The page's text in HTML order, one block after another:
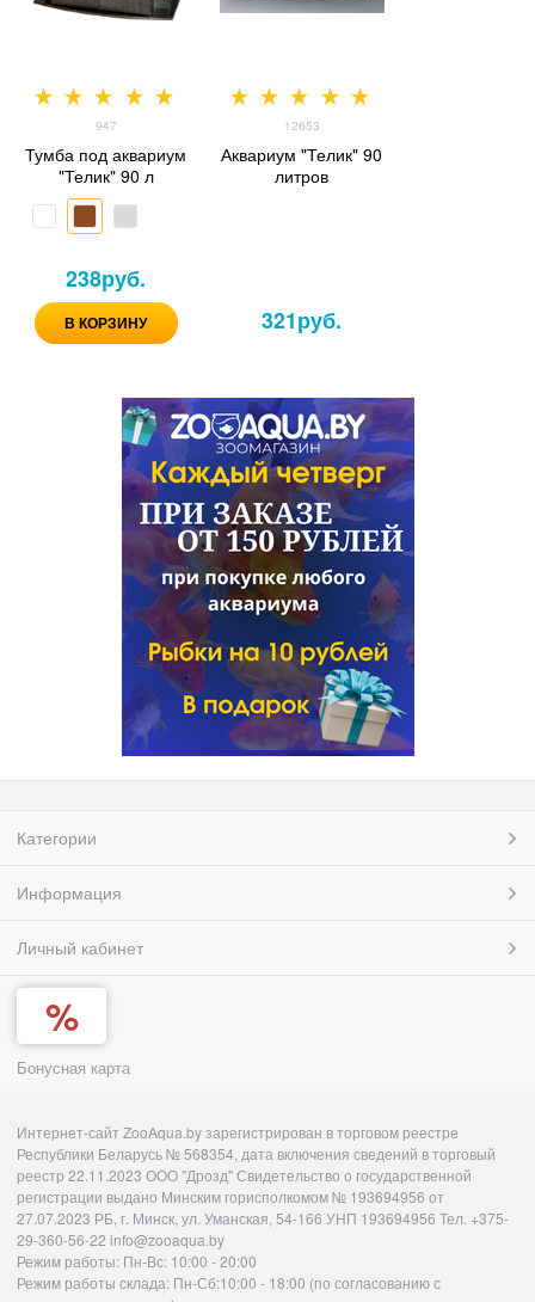
947
Тумба под аквариум
"Телик" 90 л
238руб.
В КОРЗИНУ
12653
Аквариум "Телик" 90
литров
321руб.
Категории
Информация
Личный кабинет
Бонусная карта
Интернет-сайт ZooAqua.by зарегистрирован в торговом реестре
Республики Беларусь № 568354, дата включения сведений в торговый
реестр 22.11.2023 ООО "Дрозд" Свидетельство о государственной
регистрации выдано Минским горисполкомом № 193694956 от
27.07.2023 РБ, г. Минск, ул. Уманская, 54-166 УНП 193694956 Тел. +375-
29-360-56-22 info@zooaqua.by
Режим работы: Пн-Вс: 10:00 - 20:00
Режим работы склада: Пн-Сб:10:00 - 18:00 (по согласованию с